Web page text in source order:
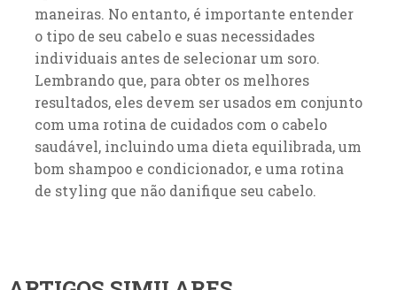
maneiras. No entanto, é importante entender
o tipo de seu cabelo e suas necessidades
individuais antes de selecionar um soro.
Lembrando que, para obter os melhores
resultados, eles devem ser usados em conjunto
com uma rotina de cuidados com o cabelo
saudável, incluindo uma dieta equilibrada, um
bom shampoo e condicionador, e uma rotina
de styling que não danifique seu cabelo.